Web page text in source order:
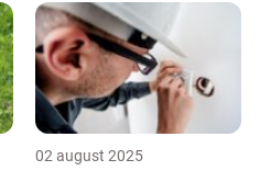
02 august 2025